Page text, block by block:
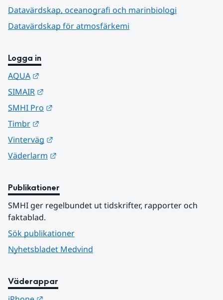
Datavärdskap, oceanografi och marinbiologi
Datavärdskap för atmosfärkemi
Logga in
AQUA
SIMAIR
SMHI Pro
Timbr
Vinterväg
Väderlarm
Publikationer
SMHI ger regelbundet ut tidskrifter, rapporter och
faktablad.
Sök publikationer
Nyhetsbladet Medvind
Väderappar